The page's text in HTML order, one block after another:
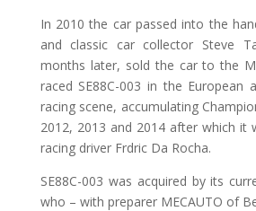
In 2010 the car passed into the
and classic car collector Steve
months later, sold the car to the
raced SE88C-003 in the European
racing scene, accumulating
2012, 2013 and 2014 after which it
racing driver Frdric Da Rocha.
SE88C-003 was acquired by its
who – with preparer MECAUTO of